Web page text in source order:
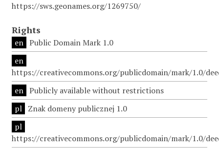
https://sws.geonames.org/1269750/
Rights
en Public Domain Mark 1.0
en
https://creativecommons.org/publicdomain/mark/1.0/
en Publicly available without restrictions
pl Znak domeny publicznej 1.0
pl
https://creativecommons.org/publicdomain/mark/1.0/